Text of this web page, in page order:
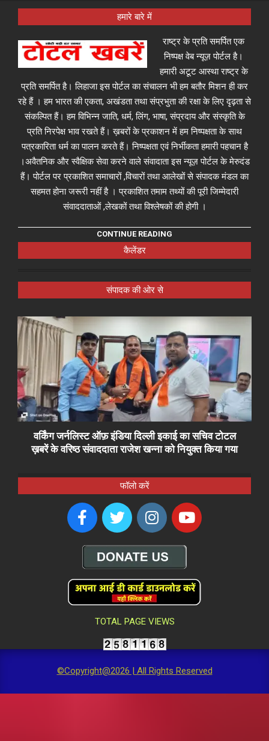
हमारे बारे में
राष्ट्र के प्रति समर्पित एक
निष्पक्ष वेब न्यूज़ पोर्टल है।
हमारी अटूट आस्था राष्ट्र के
प्रति समर्पित है। लिहाजा इस पोर्टल का संचालन भी हम बतौर मिशन ही कर
रहे हैं । हम भारत की एकता, अखंडता तथा संप्रभुता की रक्षा के लिए दृढ़ता से
संकल्पित हैं। हम विभिन्न जाति, धर्म, लिंग, भाषा, संप्रदाय और संस्कृति के
प्रति निरपेक्ष भाव रखते हैं। ख़बरों के प्रकाशन में हम निष्पक्षता के साथ
पत्रकारिता धर्म का पालन करते हैं। निष्पक्षता एवं निर्भीकता हमारी पहचान है
।अवैतनिक और स्वैक्षिक सेवा करने वाले संवादाता इस न्यूज़ पोर्टल के मेरुदंड
हैं। पोर्टल पर प्रकाशित समाचारों ,विचारों तथा आलेखों से संपादक मंडल का
सहमत होना जरूरी नहीं है । प्रकाशित तमाम तथ्यों की पूरी जिम्मेदारी
संवाददाताओं ,लेखकों तथा विश्लेषकों की होगी ।
CONTINUE READING
कैलेंडर
संपादक की ओर से
वर्किंग जर्नलिस्ट ऑफ़ इंडिया दिल्ली इकाई का सचिव टोटल
ख़बरें के वरिष्ठ संवाददाता राजेश खन्ना को नियुक्त किया गया
फॉलो करें
TOTAL PAGE VIEWS
©Copyright@2026 | All Rights Reserved